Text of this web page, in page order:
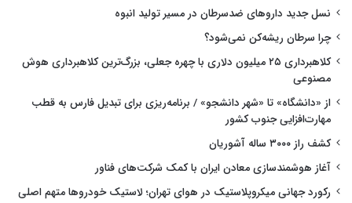
نسل جدید داروهای ضدسرطان در مسیر تولید انبوه
چرا سرطان ریشه‌کن نمی‌شود؟
کلاهبرداری ۲۵ میلیون دلاری با چهره جعلی، بزرگ‌ترین کلاهبرداری هوش
مصنوعی
از «دانشگاه» تا «شهر دانشجو» / برنامه‌ریزی برای تبدیل فارس به قطب
مهارت‌افزایی جنوب کشور
کشف راز ۳۰۰۰ ساله آشوریان
آغاز هوشمندسازی معادن ایران با کمک شرکت‌های فناور
رکورد جهانی میکروپلاستیک در هوای تهران؛ لاستیک خودروها متهم اصلی